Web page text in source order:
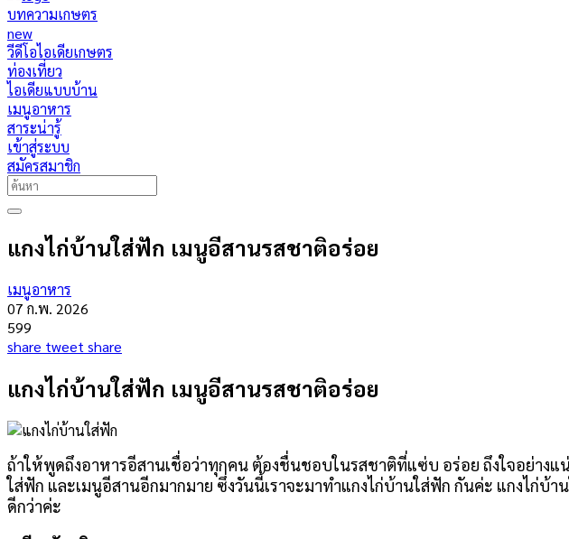
บทความเกษตร
new
วีดีโอไอเดียเกษตร
ท่องเที่ยว
ไอเดียแบบบ้าน
เมนูอาหาร
สาระน่ารู้
เข้าสู่ระบบ
สมัครสมาชิก
แกงไก่บ้านใส่ฟัก เมนูอีสานรสชาติอร่อย
เมนูอาหาร
07 ก.พ. 2026
599
share tweet share
แกงไก่บ้านใส่ฟัก เมนูอีสานรสชาติอร่อย
ถ้าให้พูดถึงอาหารอีสานเชื่อว่าทุกคน ต้องชื่นชอบในรสชาติที่แซ่บ อร่อย ถึงใจอย่างแ
ใส่ฟัก และเมนูอีสานอีกมากมาย ซึ่งวันนี้เราจะมาทำแกงไก่บ้านใส่ฟัก กันค่ะ แกงไก่บ้
ดีกว่าค่ะ